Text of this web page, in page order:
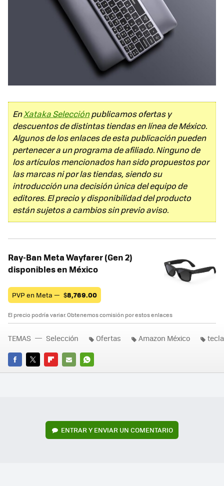
EnXataka Selecciónpublicamos ofertas y
descuentos de distintas tiendas en línea de México.
Algunos de los enlaces de esta publicación pueden
pertenecer a un programa de afiliado. Ninguno de
los artículos mencionados han sido propuestos por
las marcas ni por las tiendas, siendo su
introducción una decisión única del equipo de
editores. El precio y disponibilidad del producto
están sujetos a cambios sin previo aviso.
Ray-Ban Meta Wayfarer (Gen 2)
disponibles en México
PVP en Meta — $8,769.00
El precio podría variar. Obtenemos comisión por estos enlaces
FACEBOOK
TWITTERFLIPBOARD
E-
WHATSAPP
TEMAS Selección Ofertas Amazon México
ENTRAR Y ENVIAR UN COMENTARIO